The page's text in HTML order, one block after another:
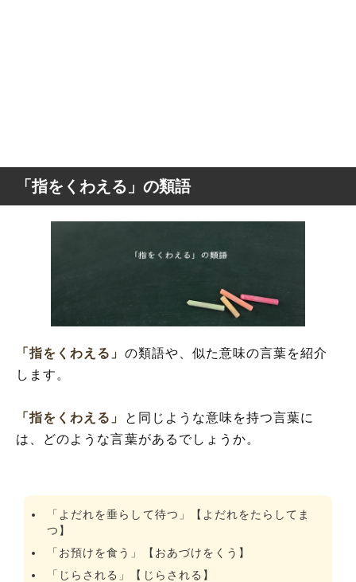
「指をくわえる」の類語
「指をくわえる」 の類語や、似た意味の言葉を紹介
します。
「指をくわえる」
と同じような意味を持つ言葉に
は、どのような言葉があるでしょうか。
「よだれを垂らして待つ」【よだれをたらしてま
つ】
「お預けを食う」【おあづけをくう】
「じらされる」【じらされる】